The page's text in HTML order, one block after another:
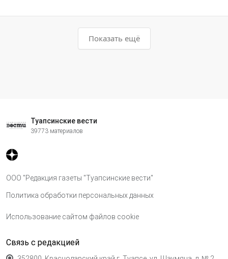
Показать ещё
Туапсинские вести
39773 материалов
ООО "Редакция газеты "Туапсинские вести"
Политика обработки персональных данных
Использование сайтом файлов cookie
Связь с редакцией